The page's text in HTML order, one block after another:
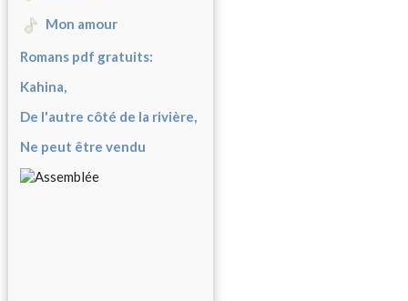
Mon amour
Romans pdf gratuits:
Kahina,
De l'autre côté de la rivière,
Ne peut être vendu